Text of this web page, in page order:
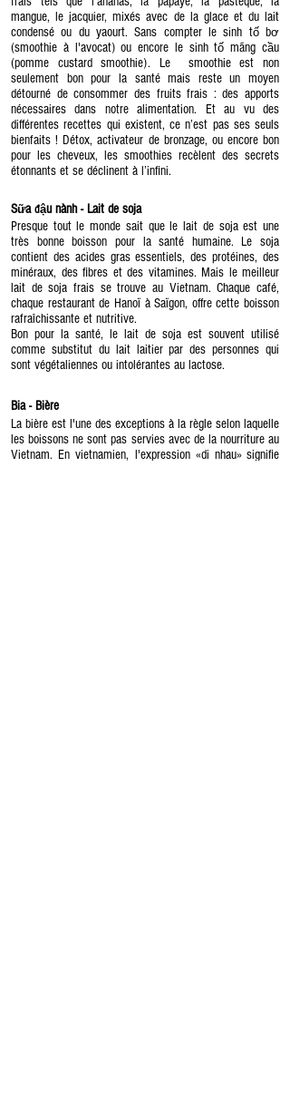
mangue, le jacquier, mixés avec de la glace et du lait
condensé ou du yaourt. Sans compter le sinh tốbơ
(smoothie à l'avocat) ou encore le sinh tố mãng cầu
(pomme custard smoothie). Le smoothie est non
seulement bon pour la santé mais reste un moyen
détourné de consommer des fruits frais : des apports
nécessaires dans notre alimentation. Et au vu des
différentes recettes qui existent, ce n’est pas ses seuls
bienfaits ! Détox, activateur de bronzage, ou encore bon
pour les cheveux, les smoothies recèlent des secrets
étonnants et se déclinent à l’infini.
Sữa đậu nành - Lait de soja
Presque tout le monde sait que le lait de soja est une
très bonne boisson pour la santé humaine. Le soja
contient des acides gras essentiels, des protéines, des
minéraux, des fibres et des vitamines. Mais le meilleur
lait de soja frais se trouve au Vietnam. Chaque café,
chaque restaurant de Hanoï à Saïgon, offre cette boisson
rafraîchissante et nutritive.
Bon pour la santé, le lait de soja est souvent utilisé
comme substitut du lait laitier par des personnes qui
sont végétaliennes ou intolérantes au lactose.
Bia - Bière
La bière est l'une des exceptions à la règle selon laquelle
les boissons ne sont pas servies avec de la nourriture au
Vietnam. En vietnamien, l'expression «di nhau» signifie